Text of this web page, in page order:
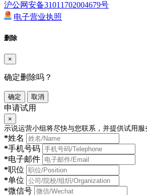
沪公网安备31011702004679号
电子营业执照
删除
×
确定删除吗？
确定 取消
申请试用
×
示说运营小组将尽快与您联系，并提供试用服
*姓名
*手机号码
*电子邮件
*职位
*单位
*微信号